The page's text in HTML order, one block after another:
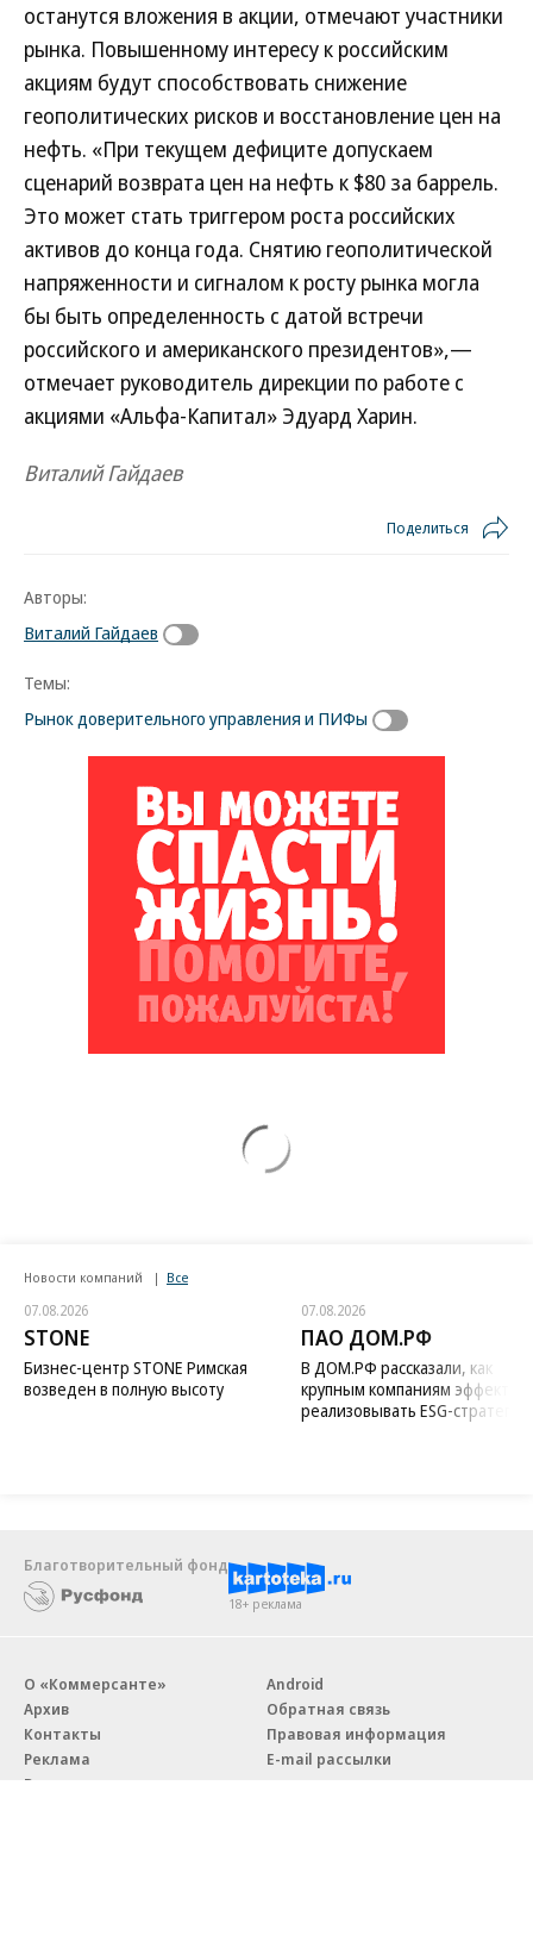
останутся вложения в акции, отмечают участники
рынка. Повышенному интересу к российским
акциям будут способствовать снижение
геополитических рисков и восстановление цен на
нефть. «При текущем дефиците допускаем
сценарий возврата цен на нефть к $80 за баррель.
Это может стать триггером роста российских
активов до конца года. Снятию геополитической
напряженности и сигналом к росту рынка могла
бы быть определенность с датой встречи
российского и американского президентов»,—
отмечает руководитель дирекции по работе с
акциями «Альфа-Капитал» Эдуард Харин.
Виталий Гайдаев
Поделиться
Авторы:
Виталий Гайдаев
Темы:
Рынок доверительного управления и ПИФы
Новости компаний Все
07.08.2026
STONE
Бизнес-центр STONE Римская
возведен в полную высоту
07.08.2026
ПАО ДОМ.РФ
В ДОМ.РФ рассказали, как
крупным компаниям
реализовывать ESG-стратегию
Благотворительный фонд
18+ реклама
О «Коммерсанте»
Архив
Контакты
Реклама
Вакансии
Android
Обратная связь
Правовая информация
E-mail рассылки